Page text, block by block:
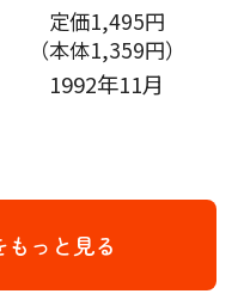
定価1,495円
（本体1,359円）
1992年11月
っと見る